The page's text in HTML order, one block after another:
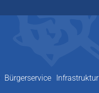
Bürgerservice Infrastruktur